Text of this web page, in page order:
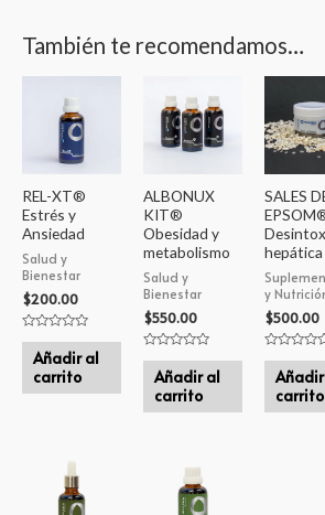
También te recomendamos…
REL-XT®
Estrés y
Ansiedad
Salud y
Bienestar
$200.00
Valorado
Añadir al
carrito
ALBONUX
KIT®
Obesidad y
metabolismo
Salud y
Bienestar
$550.00
Valorado
Añadir al
carrito
SALES
hepática
y
$500.00
Valorado
carrito